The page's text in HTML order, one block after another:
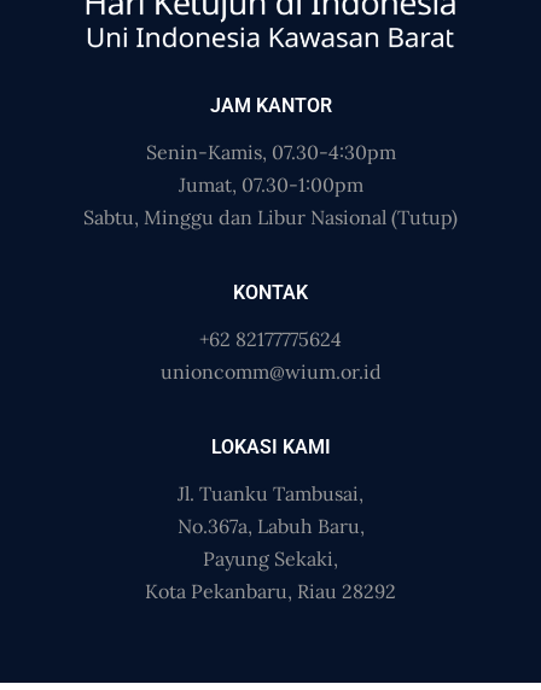
JAM KANTOR
Senin-Kamis, 07.30-4:30pm
Jumat, 07.30-1:00pm
Sabtu, Minggu dan Libur Nasional (Tutup)
KONTAK
+62 82177775624
unioncomm@wium.or.id
LOKASI KAMI
Jl. Tuanku Tambusai,
No.367a, Labuh Baru,
Payung Sekaki,
Kota Pekanbaru, Riau 28292